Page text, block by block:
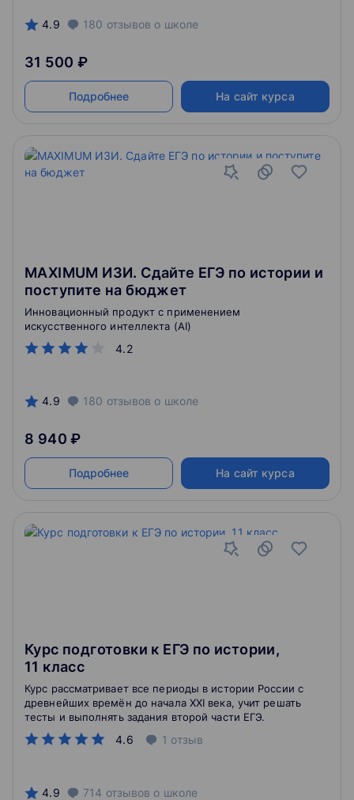
4.9 180 отзывов о школе
31 500 ₽
Подробнее На сайт курса
MAXIMUM ИЗИ. Сдайте ЕГЭ по истории и
поступите на бюджет
4.2
Инновационный продукт с применением
искусственного интеллекта (AI)
4.9 180 отзывов о школе
8 940 ₽
Подробнее На сайт курса
Курс подготовки к ЕГЭ по истории,
11 класс
4.6 1 отзыв
Курс рассматривает все периоды в истории России с
древнейших времён до начала XXI века, учит решать
тесты и выполнять задания второй части ЕГЭ.
4.9 714 отзывов о школе